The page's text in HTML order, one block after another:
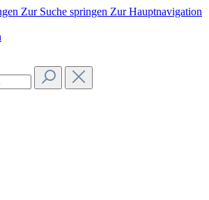
Zur Suche springen Zur Hauptnavigation